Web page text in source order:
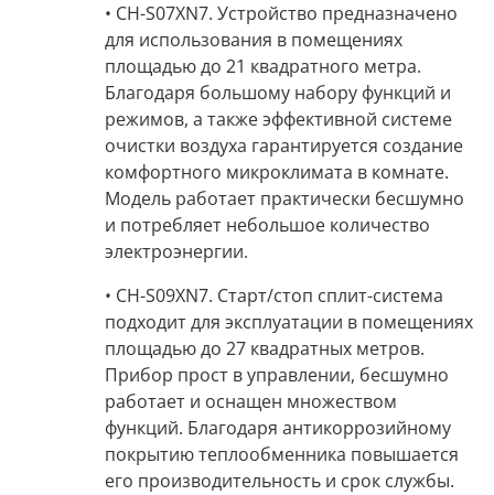
• CH-S07XN7. Устройство предназначено
для использования в помещениях
площадьюдо 21 квадратного метра.
Благодаря большому набору функций и
режимов, а также эффективной системе
очистки воздуха гарантируется создание
комфортного микроклимата в комнате.
Модель работает практически бесшумно
и потребляет небольшое количество
электроэнергии.
• CH-S09XN7. Старт/стоп сплит-система
подходит для эксплуатации в помещениях
площадьюдо 27 квадратных метров.
Прибор прост в управлении, бесшумно
работает и оснащен множеством
функций. Благодаря антикоррозийному
покрытию теплообменника повышается
его производительность и срок службы.